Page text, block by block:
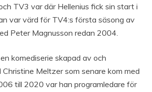
TV3 var där Hellenius fick sin start i
var värd för TV4:s första säsong av
Peter Magnusson redan 2004.
komediserie skapad av och
Christine Meltzer som senare kom med
till 2020 var han programledare för